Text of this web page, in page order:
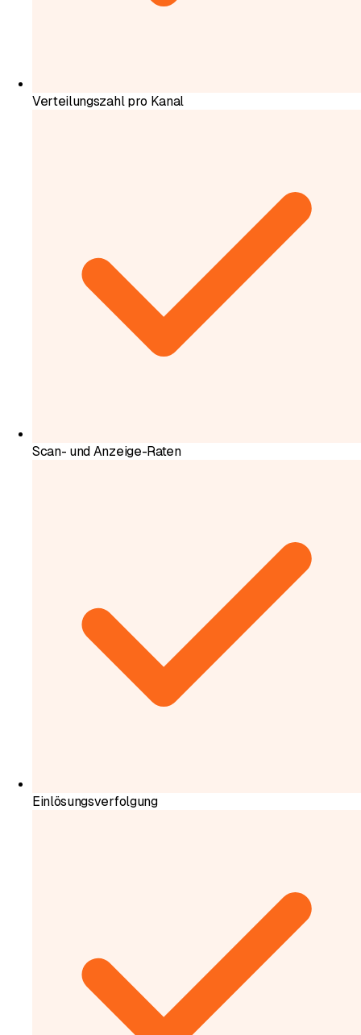
Verteilungszahl pro Kanal
Scan- und Anzeige-Raten
Einlösungsverfolgung